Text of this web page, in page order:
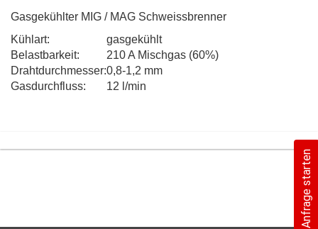
Anfrage starten
Gasgekühlter MIG / MAG Schweissbrenner
Kühlart:
gasgekühlt
Belastbarkeit:
210 A Mischgas (60%)
Drahtdurchmesser:0,8-1,2 mm
Gasdurchfluss:
12 l/min